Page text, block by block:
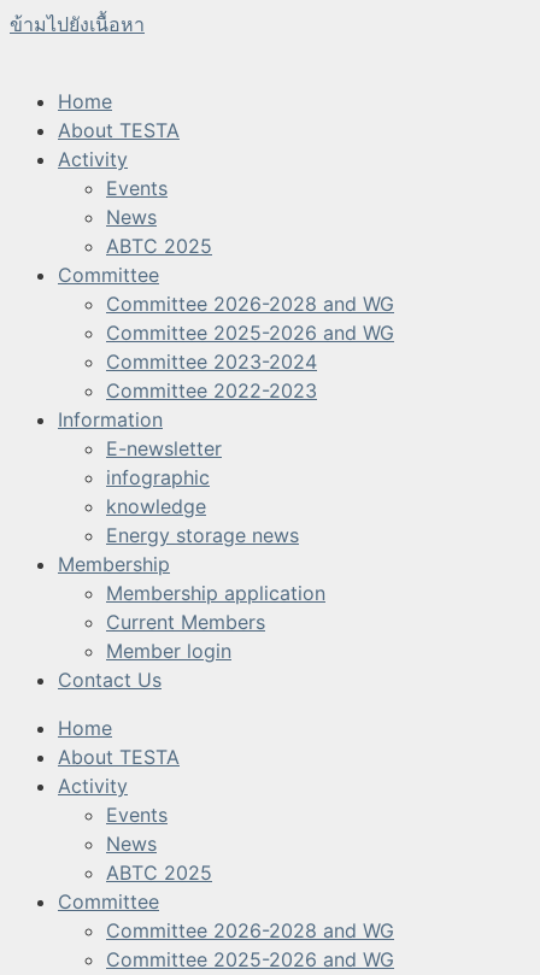
ข้ามไปยังเนื้อหา
Home
About TESTA
Activity
Events
News
ABTC 2025
Committee
Committee 2026-2028 and WG
Committee 2025-2026 and WG
Committee 2023-2024
Committee 2022-2023
Information
E-newsletter
infographic
knowledge
Energy storage news
Membership
Membership application
Current Members
Member login
Contact Us
Home
About TESTA
Activity
Events
News
ABTC 2025
Committee
Committee 2026-2028 and WG
Committee 2025-2026 and WG